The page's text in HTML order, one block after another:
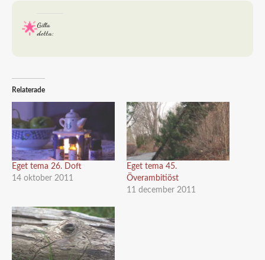
Gilla
detta:
Relaterade
Eget tema 26. Doft
14 oktober 2011
Eget tema 45.
Överambitiöst
11 december 2011